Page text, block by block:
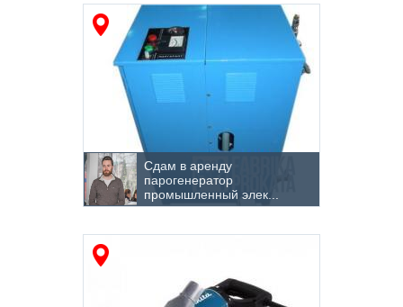
Ручной инструмент
Садовая техника
Складское оборудование
Уборочное оборудование и техника
Уплотнение грунта
Сдам в аренду
парогенератор
промышленный элек...